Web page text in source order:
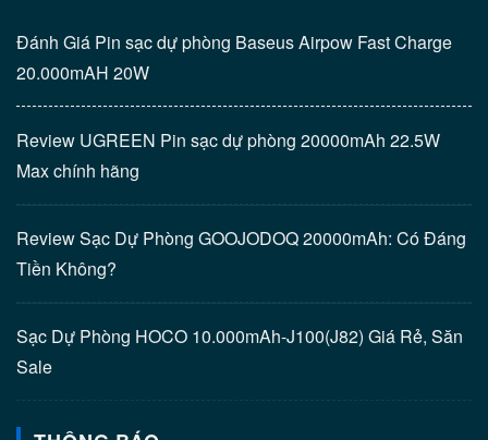
Đánh Giá Pin sạc dự phòng Baseus Airpow Fast Charge
20.000mAH 20W
Review UGREEN Pin sạc dự phòng 20000mAh 22.5W
Max chính hãng
Review Sạc Dự Phòng GOOJODOQ 20000mAh: Có Đáng
Tiền Không?
Sạc Dự Phòng HOCO 10.000mAh-J100(J82) Giá Rẻ, Săn
Sale